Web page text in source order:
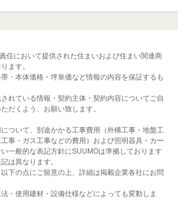
任において提供された住まいおよび住まい関連商
ます。
・本体価格・坪単価など情報の内容を保証するも
れている情報・契約主体・契約内容についてご自
だくよう、お願い致します。
ついて、別途かかる工事費用（外構工事・地盤工
事・ガス工事などの費用）および照明器具・カー
一般的な表記方針にSUUMOは準拠しております
は異なります。
下の点にご留意の上、詳細は掲載企業各社にお問
・使用建材・設備仕様などによっても変動しま